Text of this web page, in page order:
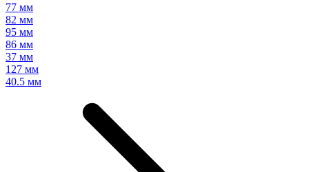
77 мм
82 мм
95 мм
86 мм
37 мм
127 мм
40.5 мм